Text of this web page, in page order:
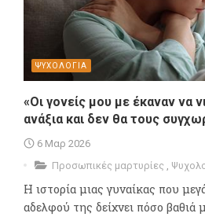
ΨΥΧΟΛΟΓΙΑ
«Οι γονείς μου με έκαναν να
ανάξια και δεν θα τους
6 Μαρ 2026
Προσωπικές μαρτυρίες ,
Η ιστορία μιας γυναίκας που
αδελφού της δείχνει πόσο βαθιά